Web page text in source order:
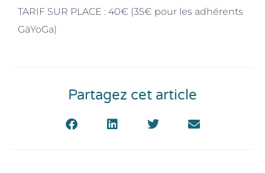
TARIF SUR PLACE : 40€ (35€ pour les adhérents
GäYoGa)
Partagez cet article